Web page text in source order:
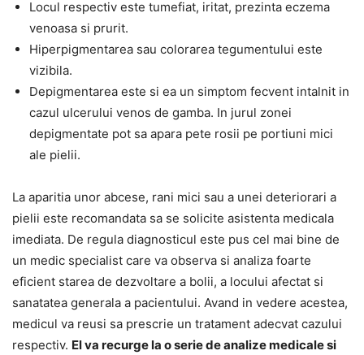
Locul respectiv este tumefiat, iritat, prezinta eczema
venoasa si prurit.
Hiperpigmentarea sau colorarea tegumentului este
vizibila.
Depigmentarea este si ea un simptom fecvent intalnit in
cazul ulcerului venos de gamba. In jurul zonei
depigmentate pot sa apara pete rosii pe portiuni mici
ale pielii.
La aparitia unor abcese, rani mici sau a unei deteriorari a
pielii este recomandata sa se solicite asistenta medicala
imediata. De regula diagnosticul este pus cel mai bine de
un medic specialist care va observa si analiza foarte
eficient starea de dezvoltare a bolii, a locului afectat si
sanatatea generala a pacientului. Avand in vedere acestea,
medicul va reusi sa prescrie un tratament adecvat cazului
respectiv. El va recurge la o serie de analize medicale si